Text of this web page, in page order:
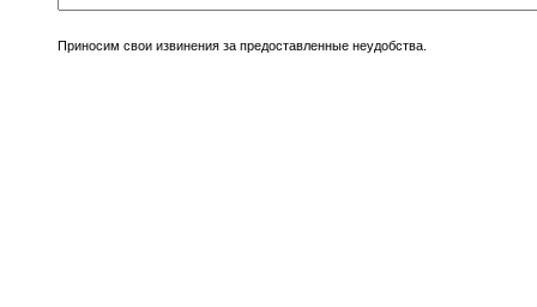
Приносим свои извинения за предоставленные неудобства.